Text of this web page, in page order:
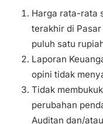
Harga rata-rata
terakhir di
puluh satu
Laporan
opini tidak
Tidak
perubahan
Auditan dan/